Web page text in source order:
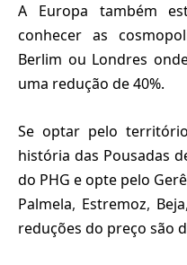
A Europa também
conhecer as
Berlim ou Londres
uma redução de 40%.
Se optar pelo
história das Pousadas
do PHG e opte pelo
Palmela, Estremoz, Beja,
reduções do preço são